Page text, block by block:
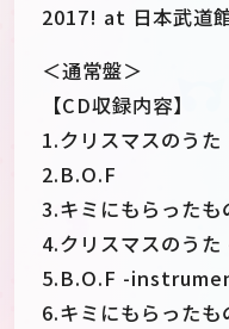
2017! at 日本武道
＜通常盤＞
【CD収録内容】
1.クリスマスのうた
2.B.O.F
3.キミにもらったも
4.クリスマスのう
5.B.O.F -
6.キミにもらっ